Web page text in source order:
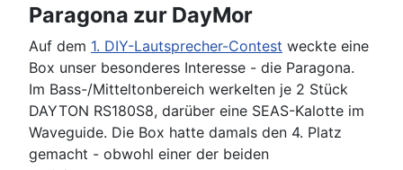
Paragona zur DayMor
Auf dem 1. DIY-Lautsprecher-Contest weckte eine
Box unser besonderes Interesse - die Paragona.
Im Bass-/Mitteltonbereich werkelten je 2 Stück
DAYTON RS180S8, darüber eine SEAS-Kalotte im
Waveguide. Die Box hatte damals den 4. Platz
gemacht - obwohl einer der beiden